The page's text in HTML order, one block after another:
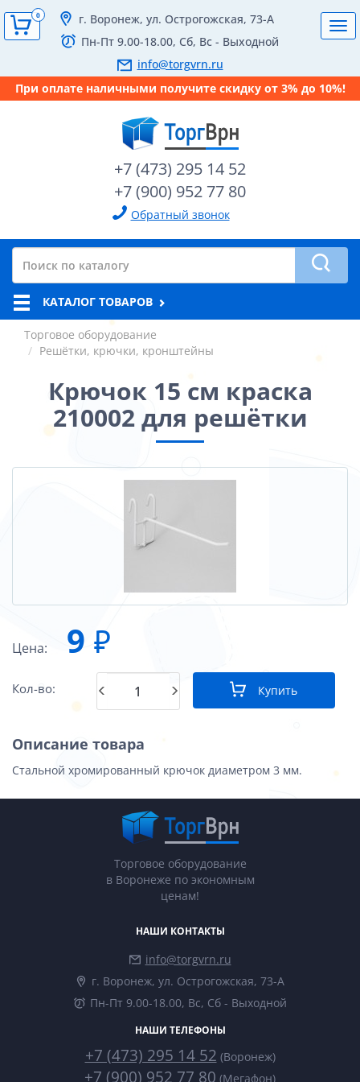
г. Воронеж, ул. Острогожская, 73-А
Пн-Пт 9.00-18.00, Сб, Вс - Выходной
info@torgvrn.ru
При оплате наличными получите скидку от 3% до 10%!
+7 (473) 295 14 52
+7 (900) 952 77 80
Обратный звонок
0
КАТАЛОГ ТОВАРОВ
Торговое оборудование
Решётки, крючки, кронштейны
Крючок 15 см краска
210002 для решётки
Цена: 9 ₽
Кол-во: Купить
Описание товара
Стальной хромированный крючок диаметром 3 мм.
Торговое оборудование
в Воронеже по экономным
ценам!
НАШИ КОНТАКТЫ
info@torgvrn.ru
г. Воронеж, ул. Острогожская, 73-А
Пн-Пт 9.00-18.00, Вс, Сб - Выходной
НАШИ ТЕЛЕФОНЫ
+7 (473) 295 14 52 (Воронеж)
+7 (900) 952 77 80 (Мегафон)